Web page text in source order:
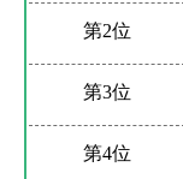
第2位
第3位
第4位